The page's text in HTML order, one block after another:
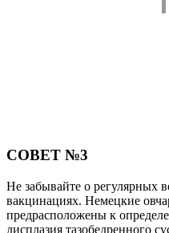
СОВЕТ №3
Не забывайте о регулярных
вакцинациях. Немецкие
предрасположены к
дисплазия тазобедренного